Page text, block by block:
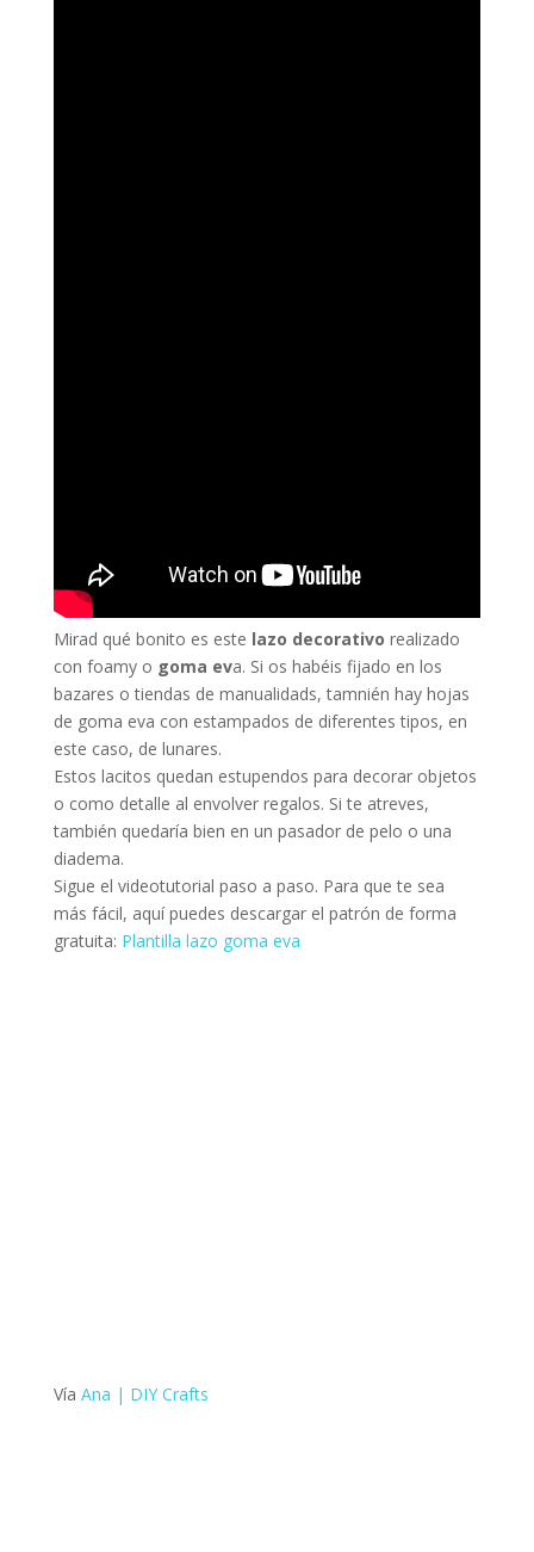
Mirad qué bonito es este lazo decorativo realizado
con foamy o goma eva. Si os habéis fijado en los
bazares o tiendas de manualidads, tamnién hay hojas
de goma eva con estampados de diferentes tipos, en
este caso, de lunares.
Estos lacitos quedan estupendos para decorar objetos
o como detalle al envolver regalos. Si te atreves,
también quedaría bien en un pasador de pelo o una
diadema.
Sigue el videotutorial paso a paso. Para que te sea
más fácil, aquí puedes descargar el patrón de forma
gratuita: Plantilla lazo goma eva
Vía Ana | DIY Crafts